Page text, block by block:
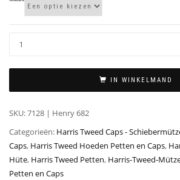
IN WINKELMAND
SKU:7128 | Henry 682
Categorieën: Harris Tweed Caps -
Caps, Harris Tweed Hoeden Petten en Caps,
Hüte, Harris Tweed Petten, Harris-Tweed-
Petten en Caps